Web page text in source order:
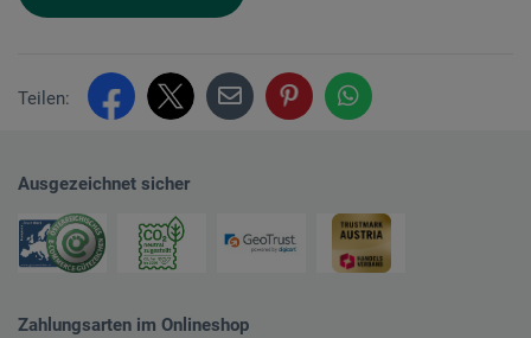
Teilen:
Ausgezeichnet sicher
Zahlungsarten im Onlineshop